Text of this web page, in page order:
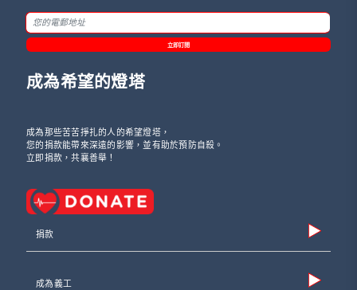
立即訂閱
成為希望的燈塔
成為那些苦苦掙扎的人的希望燈塔，
您的捐款能帶來深遠的影響，並有助於預防自殺。
立即捐款，共襄善舉！
捐款
成為義工